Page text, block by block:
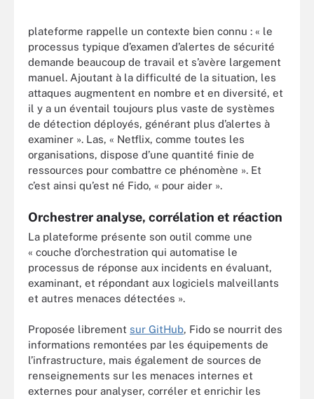
plateforme rappelle un contexte bien connu : « le
processus typique d’examen d’alertes de sécurité
demande beaucoup de travail et s’avère largement
manuel. Ajoutant à la difficulté de la situation, les
attaques augmentent en nombre et en diversité, et
il y a un éventail toujours plus vaste de systèmes
de détection déployés, générant plus d’alertes à
examiner ». Las, « Netflix, comme toutes les
organisations, dispose d’une quantité finie de
ressources pour combattre ce phénomène ». Et
c’est ainsi qu’est né Fido, « pour aider ».
Orchestrer analyse, corrélation et réaction
La plateforme présente son outil comme une
« couche d’orchestration qui automatise le
processus de réponse aux incidents en évaluant,
examinant, et répondant aux logiciels malveillants
et autres menaces détectées ».
Proposée librement sur GitHub, Fido se nourrit des
informations remontées par les équipements de
l’infrastructure, mais également de sources de
renseignements sur les menaces internes et
externes pour analyser, corréler et enrichir les